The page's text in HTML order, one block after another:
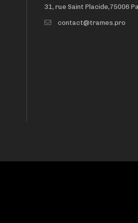
31, rue Saint Placide,75006
contact@trames.pro